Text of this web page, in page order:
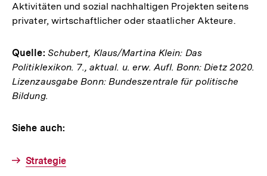
Aktivitäten und sozial nachhaltigen Projekten seitens
privater, wirtschaftlicher oder staatlicher Akteure.
Quelle: Schubert, Klaus/Martina Klein: Das
Politiklexikon. 7., aktual. u. erw. Aufl. Bonn: Dietz 2020.
Lizenzausgabe Bonn: Bundeszentrale für politische
Bildung.
Siehe auch:
Strategie